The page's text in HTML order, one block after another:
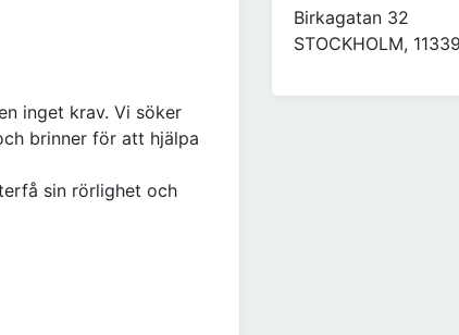
inget krav. Vi söker
brinner för att hjälpa
sin rörlighet och
Birkagatan 32
STOCKHOLM, 11339